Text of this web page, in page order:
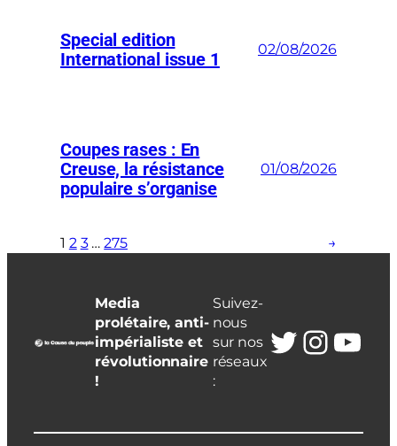
Special edition
International issue 1
02/08/2026
Coupes rases : En
Creuse, la résistance
populaire s’organise
01/08/2026
1 2 3 … 275 →
Media
prolétaire, anti-
impérialiste et
révolutionnaire
!
Suivez-
nous
sur nos
réseaux
:
Twitter